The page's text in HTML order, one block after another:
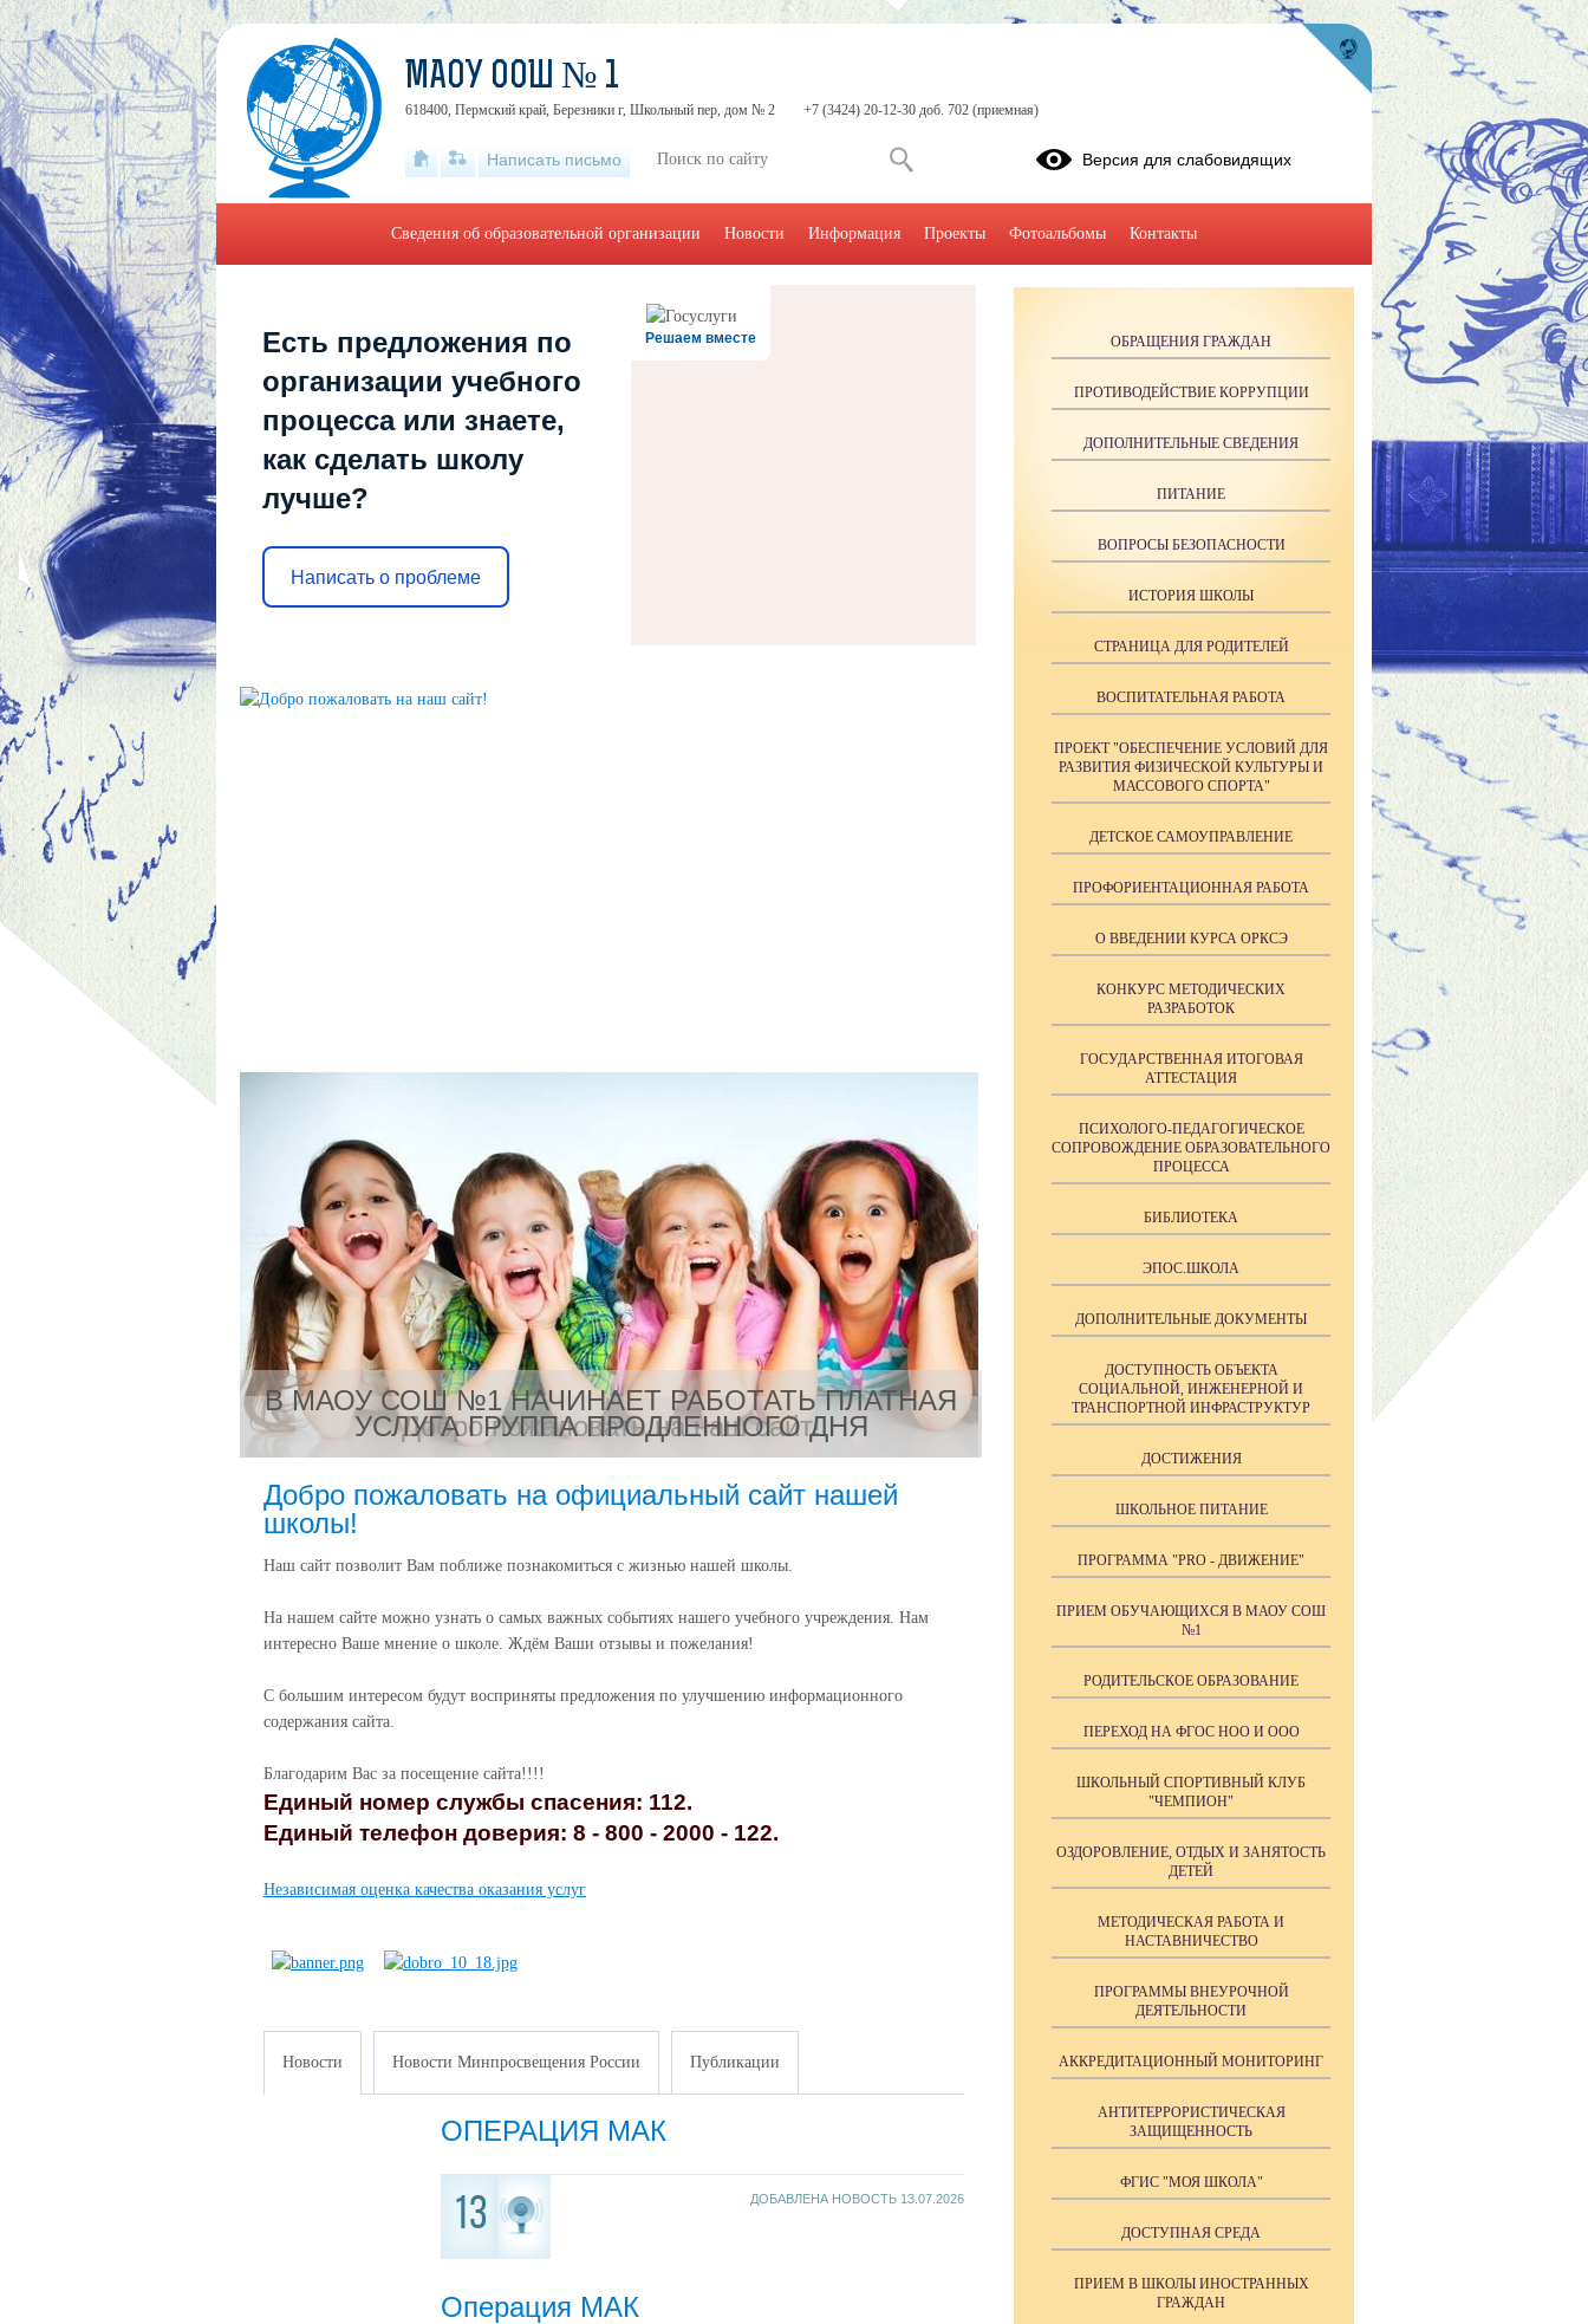
Решаем вместе
Есть предложения по
организации учебного
процесса или знаете,
как сделать школу
лучше?
Написать о проблеме
Добро пожаловать на наш сайт!
В МАОУ СОШ №1 НАЧИНАЕТ РАБОТАТЬ ПЛАТНАЯ
УСЛУГА ГРУППА ПРОДЛЕННОГО ДНЯ
Добро пожаловать на официальный сайт нашей
школы!
Наш сайт позволит Вам поближе познакомиться с жизнью нашей школы.
На нашем сайте можно узнать о самых важных событиях нашего учебного учреждения. Нам
интересно Ваше мнение о школе. Ждём Ваши отзывы и пожелания!
С большим интересом будут восприняты предложения по улучшению информационного
содержания сайта.
Благодарим Вас за посещение сайта!!!!
Единый номер службы спасения: 112.
Единый телефон доверия: 8 - 800 - 2000 - 122.
Независимая оценка качества оказания услуг
Новости Новости Минпросвещения России Публикации
ОПЕРАЦИЯ МАК
13 ДОБАВЛЕНА НОВОСТЬ 13.07.2026
Операция МАК
ОБРАЩЕНИЯ ГРАЖДАН
ПРОТИВОДЕЙСТВИЕ КОРРУПЦИИ
ДОПОЛНИТЕЛЬНЫЕ СВЕДЕНИЯ
ПИТАНИЕ
ВОПРОСЫ БЕЗОПАСНОСТИ
ИСТОРИЯ ШКОЛЫ
СТРАНИЦА ДЛЯ РОДИТЕЛЕЙ
ВОСПИТАТЕЛЬНАЯ РАБОТА
ПРОЕКТ "ОБЕСПЕЧЕНИЕ УСЛОВИЙ ДЛЯ
РАЗВИТИЯ ФИЗИЧЕСКОЙ КУЛЬТУРЫ И
МАССОВОГО СПОРТА"
ДЕТСКОЕ САМОУПРАВЛЕНИЕ
ПРОФОРИЕНТАЦИОННАЯ РАБОТА
О ВВЕДЕНИИ КУРСА ОРКСЭ
КОНКУРС МЕТОДИЧЕСКИХ
РАЗРАБОТОК
ГОСУДАРСТВЕННАЯ ИТОГОВАЯ
АТТЕСТАЦИЯ
ПСИХОЛОГО-ПЕДАГОГИЧЕСКОЕ
СОПРОВОЖДЕНИЕ ОБРАЗОВАТЕЛЬНОГО
ПРОЦЕССА
БИБЛИОТЕКА
ЭПОС.ШКОЛА
ДОПОЛНИТЕЛЬНЫЕ ДОКУМЕНТЫ
ДОСТУПНОСТЬ ОБЪЕКТА
СОЦИАЛЬНОЙ, ИНЖЕНЕРНОЙ И
ТРАНСПОРТНОЙ ИНФРАСТРУКТУР
ДОСТИЖЕНИЯ
ШКОЛЬНОЕ ПИТАНИЕ
ПРОГРАММА "PRO - ДВИЖЕНИЕ"
ПРИЕМ ОБУЧАЮЩИХСЯ В МАОУ СОШ
№1
РОДИТЕЛЬСКОЕ ОБРАЗОВАНИЕ
ПЕРЕХОД НА ФГОС НОО И ООО
ШКОЛЬНЫЙ СПОРТИВНЫЙ КЛУБ
"ЧЕМПИОН"
ОЗДОРОВЛЕНИЕ, ОТДЫХ И ЗАНЯТОСТЬ
ДЕТЕЙ
МЕТОДИЧЕСКАЯ РАБОТА И
НАСТАВНИЧЕСТВО
ПРОГРАММЫ ВНЕУРОЧНОЙ
ДЕЯТЕЛЬНОСТИ
АККРЕДИТАЦИОННЫЙ МОНИТОРИНГ
АНТИТЕРРОРИСТИЧЕСКАЯ
ЗАЩИЩЕННОСТЬ
ФГИС "МОЯ ШКОЛА"
ДОСТУПНАЯ СРЕДА
ПРИЕМ В ШКОЛЫ ИНОСТРАННЫХ
ГРАЖДАН
МАОУ ООШ № 1
618400, Пермский край, Березники г, Школьный пер, дом № 2 +7 (3424) 20-12-30 доб. 702 (приемная)
Написать письмо Версия для слабовидящих
Сведения об образовательной организации Новости Информация Проекты Фотоальбомы Контакты